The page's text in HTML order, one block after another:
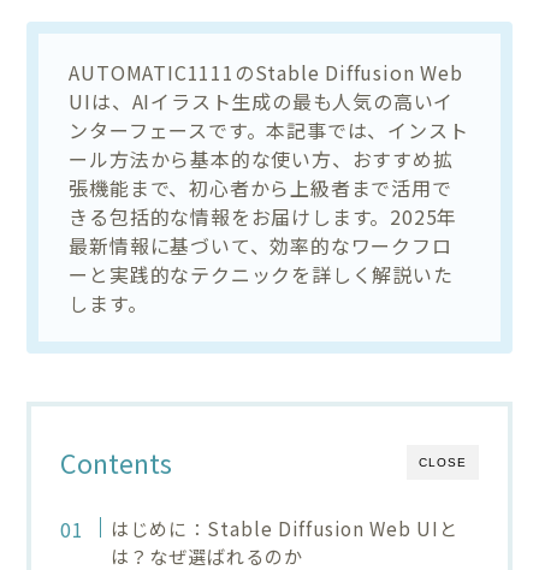
AUTOMATIC1111のStable Diffusion Web
UIは、AIイラスト生成の最も人気の高いイ
ンターフェースです。本記事では、インスト
ール方法から基本的な使い方、おすすめ拡
張機能まで、初心者から上級者まで活用で
きる包括的な情報をお届けします。2025年
最新情報に基づいて、効率的なワークフロ
ーと実践的なテクニックを詳しく解説いた
します。
CLOSE
Contents
はじめに：Stable Diffusion Web UIと
は？なぜ選ばれるのか